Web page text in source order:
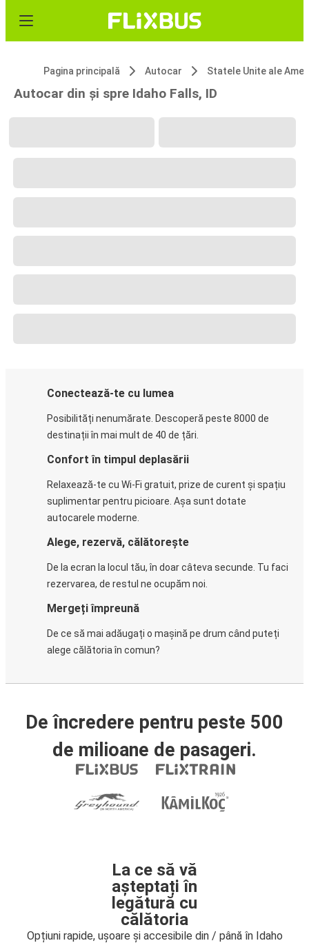
Pagina principală Autocar
Autocar din și spre Idaho Falls, ID
Conectează-te cu lumea
Posibilități nenumărate. Descoperă peste 8000 de
destinații în mai mult de 40 de țări.
Confort în timpul deplasării
Relaxează-te cu Wi-Fi gratuit, prize de curent și spațiu
suplimentar pentru picioare. Așa sunt dotate
autocarele moderne.
Alege, rezervă, călătorește
De la ecran la locul tău, în doar câteva secunde. Tu faci
rezervarea, de restul ne ocupăm noi.
Mergeți împreună
De ce să mai adăugați o mașină pe drum când puteți
alege călătoria în comun?
De încredere pentru peste 500
de milioane de pasageri.
La ce să vă
așteptați în
legătură cu
călătoria
Opțiuni rapide, ușoare și accesibile din / până în Idaho